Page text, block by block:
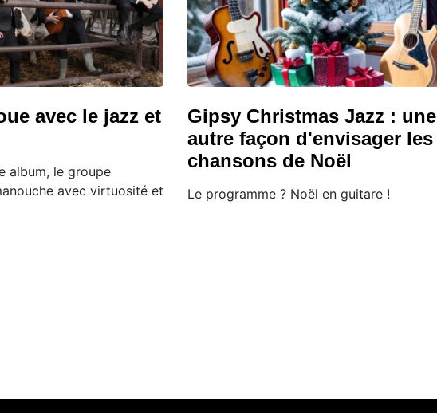
avec le jazz et
album, le groupe
avec virtuosité et
Gipsy Christmas Jazz : une
autre façon d'envisager les
chansons de Noël
Le programme ? Noël en guitare !